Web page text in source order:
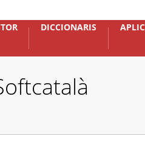
DICCIONARIS